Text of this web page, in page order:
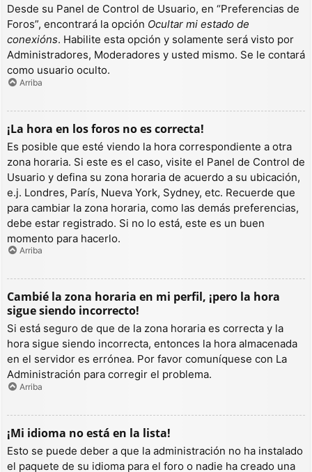
Desde su Panel de Control de Usuario, en “Preferencias de
Foros”, encontrará la opción Ocultar mi estado de
conexións. Habilite esta opción y solamente será visto por
Administradores, Moderadores y usted mismo. Se le contará
como usuario oculto.
Arriba
¡La hora en los foros no es correcta!
Es posible que esté viendo la hora correspondiente a otra
zona horaria. Si este es el caso, visite el Panel de Control de
Usuario y defina su zona horaria de acuerdo a su ubicación,
e.j. Londres, París, Nueva York, Sydney, etc. Recuerde que
para cambiar la zona horaria, como las demás preferencias,
debe estar registrado. Si no lo está, este es un buen
momento para hacerlo.
Arriba
Cambié la zona horaria en mi perfil, ¡pero la hora
sigue siendo incorrecto!
Si está seguro de que de la zona horaria es correcta y la
hora sigue siendo incorrecta, entonces la hora almacenada
en el servidor es errónea. Por favor comuníquese con La
Administración para corregir el problema.
Arriba
¡Mi idioma no está en la lista!
Esto se puede deber a que la administración no ha instalado
el paquete de su idioma para el foro o nadie ha creado una